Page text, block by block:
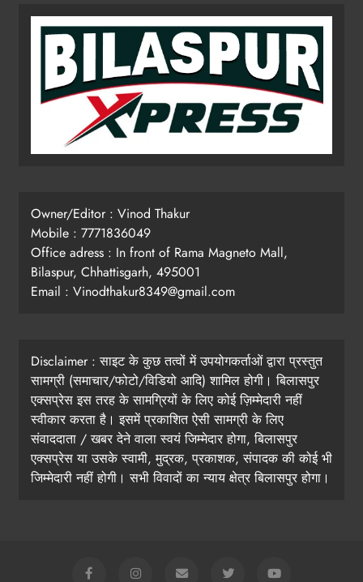
Owner/Editor : Vinod Thakur
Mobile : 7771836049
Office adress : In front of Rama Magneto Mall,
Bilaspur, Chhattisgarh, 495001
Email : Vinodthakur8349@gmail.com
Disclaimer : साइट के कुछ तत्वों में उपयोगकर्ताओं द्वारा प्रस्तुत
सामग्री (समाचार/फोटो/विडियो आदि) शामिल होगी। बिलासपुर
एक्सप्रेस इस तरह के सामग्रियों के लिए कोई ज़िम्मेदारी नहीं
स्वीकार करता है। इसमें प्रकाशित ऐसी सामग्री के लिए
संवाददाता / खबर देने वाला स्वयं जिम्मेदार होगा, बिलासपुर
एक्सप्रेस या उसके स्वामी, मुद्रक, प्रकाशक, संपादक की कोई भी
जिम्मेदारी नहीं होगी। सभी विवादों का न्याय क्षेत्र बिलासपुर होगा।